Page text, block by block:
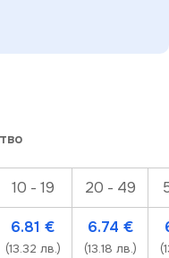
10 - 19 20 - 49
6.81 €
(13.32 лв.)
6.74 €
(13.18 лв.)